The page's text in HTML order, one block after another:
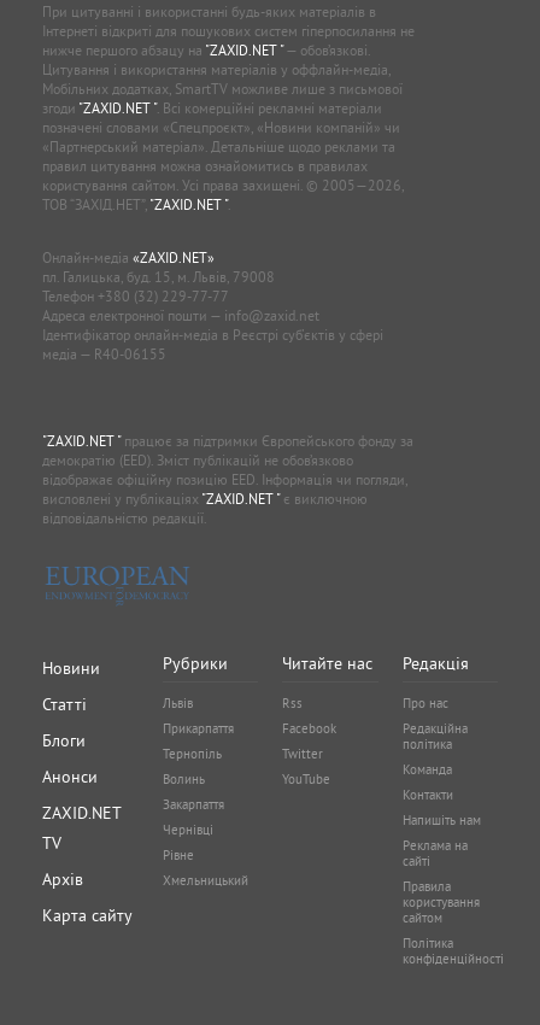
При цитуванні і використанні будь-яких матеріалів в
Інтернеті відкриті для пошукових систем гіперпосилання не
нижче першого абзацу на "ZAXID.NET "— обов’язкові.
Цитування і використання матеріалів у оффлайн-медіа,
Мобільних додатках, SmartTV можливе лише з письмової
згоди "ZAXID.NET ". Всі комерційні рекламні матеріали
позначені словами «Спецпроєкт», «Новини компаній» чи
«Партнерський матеріал». Детальніше щодо реклами та
правил цитування можна ознайомитись в правилах
користування сайтом. Усі права захищені. © 2005—2026,
ТОВ “ЗАХІД.НЕТ”, "ZAXID.NET ".
Онлайн-медіа «ZAXID.NET»
пл. Галицька, буд. 15, м. Львів, 79008
Телефон +380 (32) 229-77-77
Адреса електронної пошти — info@zaxid.net
Ідентифікатор онлайн-медіа в Реєстрі суб'єктів у сфері
медіа — R40-06155
"ZAXID.NET "працює за підтримки Європейського фонду за
демократію (EED). Зміст публікацій не обов’язково
відображає офіційну позицію EED. Інформація чи погляди,
висловлені у публікаціях "ZAXID.NET "є виключною
відповідальністю редакції.
Новини
Статті
Блоги
Анонси
ZAXID.NET
TV
Архів
Карта сайту
Рубрики
Львів
Прикарпаття
Тернопіль
Волинь
Закарпаття
Чернівці
Рівне
Хмельницький
Читайте нас
Rss
Facebook
Twitter
YouTube
Редакція
Про нас
Редакційна
політика
Команда
Контакти
Напишіть нам
Реклама на
сайті
Правила
користування
сайтом
Політика
конфіденційності